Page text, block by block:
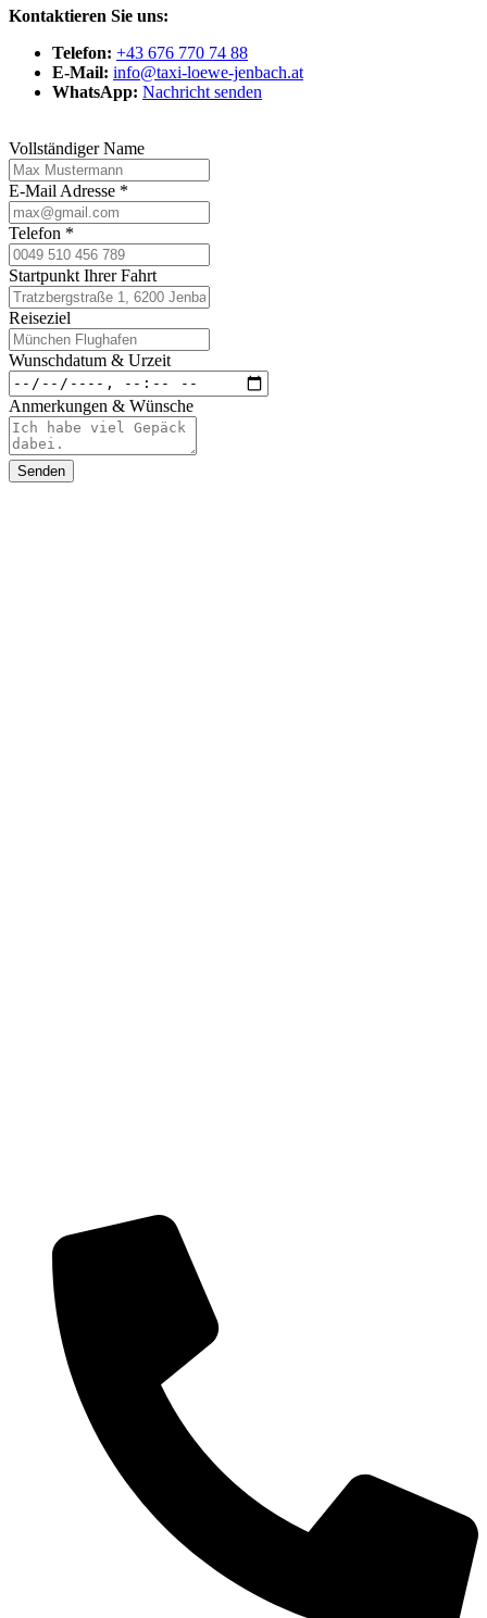
Kontaktieren Sie uns:
Telefon: +43 676 770 74 88
E-Mail: info@taxi-loewe-jenbach.at
WhatsApp: Nachricht senden
Vollständiger Name
E-Mail Adresse *
Telefon *
Startpunkt Ihrer Fahrt
Reiseziel
Wunschdatum & Urzeit
Anmerkungen & Wünsche
Senden